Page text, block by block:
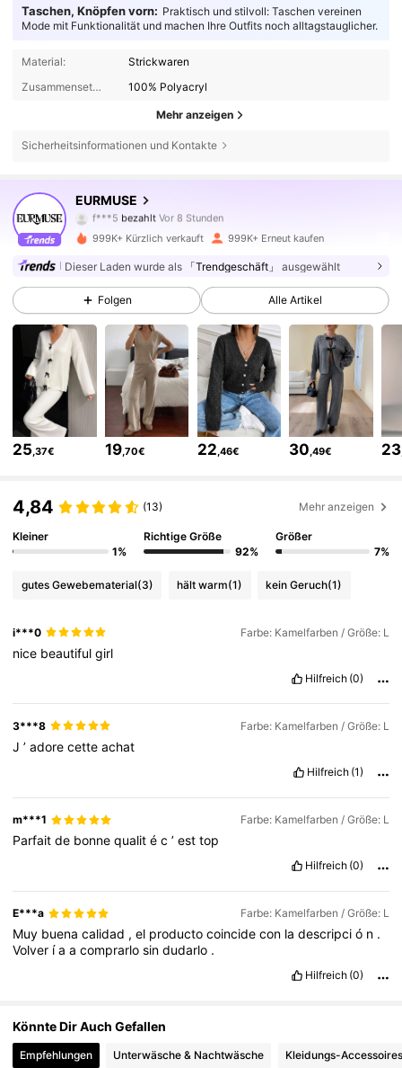
Taschen, Knöpfen vorn: Praktisch und stilvoll: Taschen vereinen
Mode mit Funktionalität und machen Ihre Outfits noch alltagstauglicher.
Material:
Strickwaren
Zusammensetzung:
100% Polyacryl
Mehr anzeigen
Sicherheitsinformationen und Kontakte
EURMUSE
f***5bezahlt
s***2 istVor 10 Minutengefolgt
355K Follower
4,75 355K Follower
355K Follower
4,75 355K Follower
4,75
999K+ Kürzlich verkauft 999K+ Erneut kaufen
Dieser Laden wurde als 「Trendgeschäft」 ausgewählt
Folgen Alle Artikel
25,37€ 19,70€ 22,46€ 30,49€ 23
4,84 (13) Mehr anzeigen
Kleiner
1%
Richtige Größe
92%
Größer
7%
gutes Gewebematerial(3) hält warm(1) kein Geruch(1)
i***0 Farbe: Kamelfarben / Größe: L
nice beautifulgirl
Hilfreich (0)
3***8 Farbe: Kamelfarben / Größe: L
J’adorecetteachat
Hilfreich (1)
m***1 Farbe: Kamelfarben / Größe: L
Parfaitde bonnequalitéc’esttop
Hilfreich (0)
E***a Farbe: Kamelfarben / Größe: L
Muy buenacalidad ,el productocoincidecon ladescripció n .
Volver íaacomprarlosindudarlo .
Hilfreich (0)
Könnte Dir Auch Gefallen
Empfehlungen Unterwäsche & Nachtwäsche Kleidungs-Accessoires